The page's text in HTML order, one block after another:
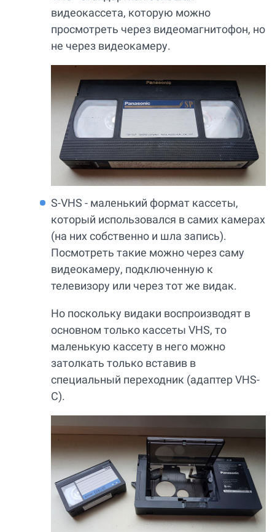
видеокассета, которую можно
просмотреть через видеомагнитофон, но
не через видеокамеру.
S-VHS - маленький формат кассеты,
который использовался в самих камерах
(на них собственно и шла запись).
Посмотреть такие можно через саму
видеокамеру, подключенную к
телевизору или через тот же видак.
Но поскольку видаки воспроизводят в
основном только кассеты VHS, то
маленькую кассету в него можно
затолкать только вставив в
специальный переходник (адаптер VHS-
C).